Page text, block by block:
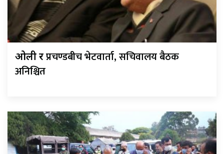
ओली रप्रचण्डबीच भेटवार्ता, सचिवालय बैठक
अनिश्चित